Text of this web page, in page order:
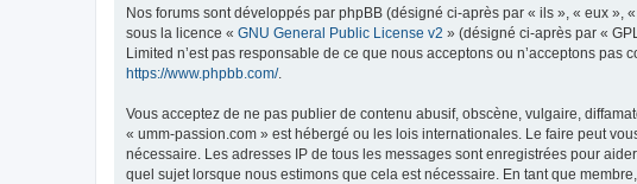
Nos forums sont développés par phpBB (désigné ci-après par « ils », « eux
sous la licence « GNU General Public License v2 » (désigné ci-après par «
Limited n’est pas responsable de ce que nous acceptons ou n’acceptons
https://www.phpbb.com/.
Vous acceptez de ne pas publier de contenu abusif, obscène, vulgaire,
« umm-passion.com » est hébergé ou les lois internationales. Le faire peut
nécessaire. Les adresses IP de tous les messages sont enregistrées pour
quel sujet lorsque nous estimons que cela est nécessaire. En tant que